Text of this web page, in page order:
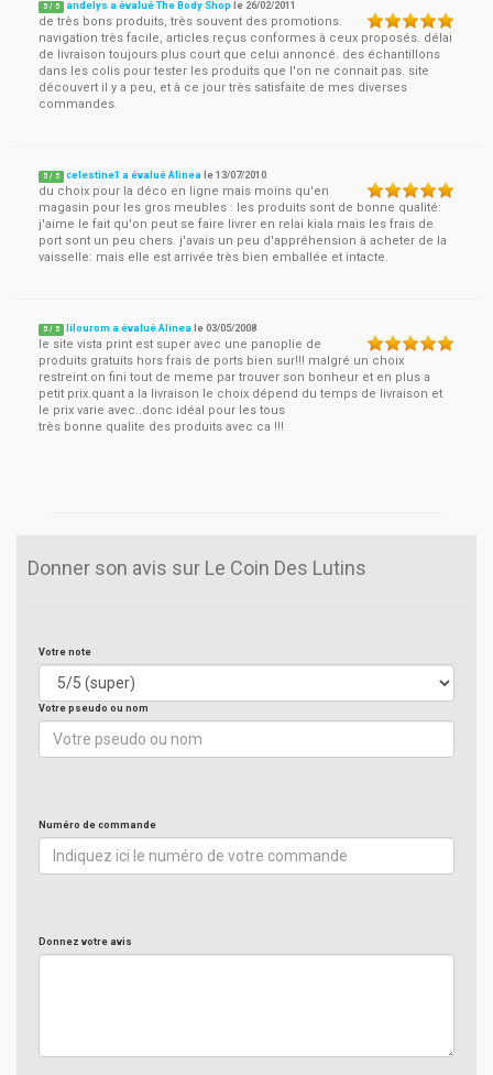
5 / 5 andelys a évalué The Body Shop le 26/02/2011
de très bons produits, très souvent des promotions.
navigation très facile, articles reçus conformes à ceux proposés. délai
de livraison toujours plus court que celui annoncé. des échantillons
dans les colis pour tester les produits que l'on ne connait pas. site
découvert il y a peu, et à ce jour très satisfaite de mes diverses
commandes.
5 / 5 celestine1 a évalué Alinea le13/07/2010
du choix pour la déco en ligne mais moins qu'en
magasin pour les gros meubles : les produits sont de bonne qualité:
j'aime le fait qu'on peut se faire livrer en relai kiala mais les frais de
port sont un peu chers. j'avais un peu d'appréhension à acheter de la
vaisselle: mais elle est arrivée très bien emballée et intacte.
5 / 5 lilourom a évalué Alinea le03/05/2008
le site vista print est super avec une panoplie de
produits gratuits hors frais de ports bien sur!!! malgré un choix
restreint on fini tout de meme par trouver son bonheur et en plus a
petit prix.quant a la livraison le choix dépend du temps de livraison et
le prix varie avec..donc idéal pour les tous
très bonne qualite des produits avec ca !!!
Donner son avis sur Le Coin Des Lutins
Votre note
Votre pseudo ou nom
Numéro de commande
Donnez votre avis